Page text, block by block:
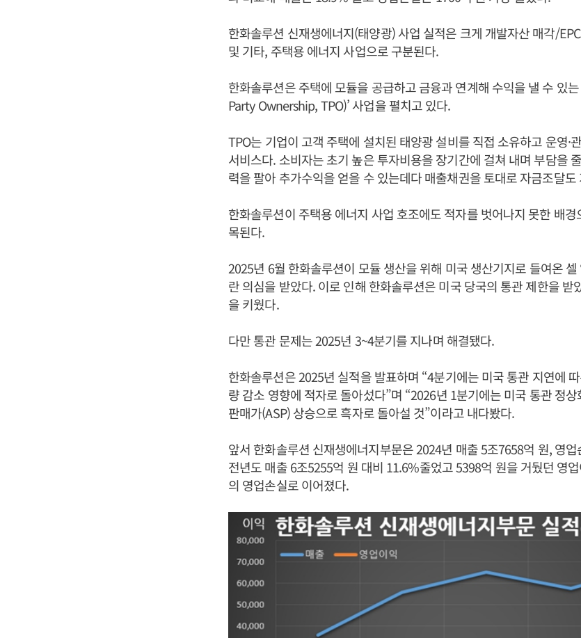
한화솔루션 신재생에너지(태양광) 사업 실적은 크게 개발자산 매각/
및 기타, 주택용 에너지 사업으로 구분된다.
한화솔루션은 주택에 모듈을 공급하고 금융과 연계해 수익을 낼 수 있
Party Ownership, TPO)’ 사업을 펼치고 있다.
TPO는 기업이 고객 주택에 설치된 태양광 설비를 직접 소유하고 운영·
서비스다. 소비자는 초기 높은 투자비용을 장기간에 걸쳐 내며 부담을
력을 팔아 추가수익을 얻을 수 있는데다 매출채권을 토대로 자금조달도
한화솔루션이 주택용 에너지 사업 호조에도 적자를 벗어나지 못한 배
목된다.
2025년 6월 한화솔루션이 모듈 생산을 위해 미국 생산기지로 들여온
란 의심을 받았다. 이로 인해 한화솔루션은 미국 당국의 통관 제한을 받
을 키웠다.
다만 통관 문제는 2025년 3~4분기를 지나며 해결됐다.
한화솔루션은 2025년 실적을 발표하며 “4분기에는 미국 통관 지연에
량 감소 영향에 적자로 돌아섰다”며 “2026년 1분기에는 미국 통관 정
판매가(ASP) 상승으로 흑자로 돌아설 것”이라고 내다봤다.
앞서 한화솔루션 신재생에너지부문은 2024년 매출 5조7658억 원, 영
전년도 매출 6조5255억 원 대비 11.6%줄었고 5398억 원을 거뒀던 영
의 영업손실로 이어졌다.